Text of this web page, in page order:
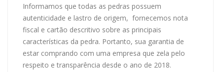
Informamos que todas as pedras possuem
autenticidade e lastro de origem, fornecemos nota
fiscal e cartão descritivo sobre as principais
características da pedra. Portanto, sua garantia de
estar comprando com uma empresa que zela pelo
respeito e transparência desde o ano de 2018.